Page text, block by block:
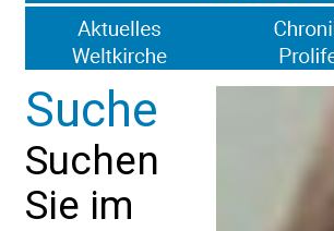
Suche
Suchen
Sie im